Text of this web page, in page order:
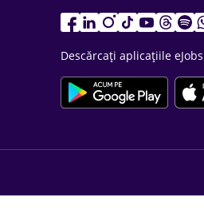
Descărcați aplicațiile